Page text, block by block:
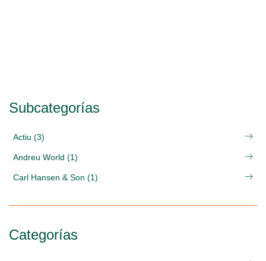
Subcategorías
Actiu (3)
Andreu World (1)
Carl Hansen & Son (1)
Categorías